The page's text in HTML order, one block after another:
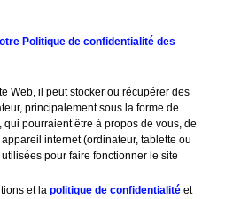
Politique de confidentialité des
Web, il peut stocker ou récupérer des
principalement sous la forme de
pourraient être à propos de vous, de
internet (ordinateur, tablette ou
pour faire fonctionner le site
et lapolitique de confidentialité et